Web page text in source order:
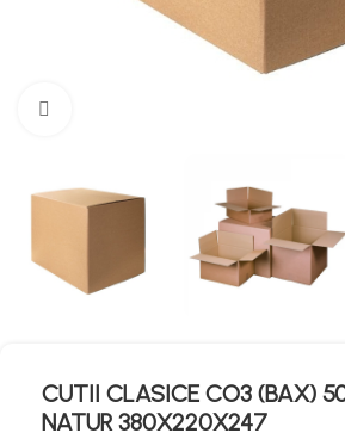
CUTII CLASICE CO3 (BAX)
NATUR 380X220X247